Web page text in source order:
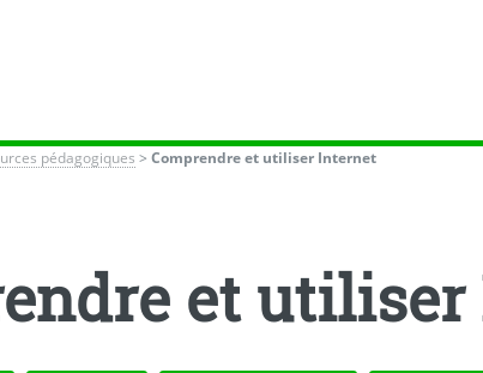
pédagogiques >Comprendre et utiliser Internet
et